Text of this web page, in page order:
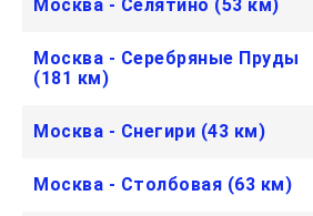
Москва - Селятино (53 км)
Москва - Серебряные Пруды
(181 км)
Москва - Снегири (43 км)
Москва - Столбовая (63 км)